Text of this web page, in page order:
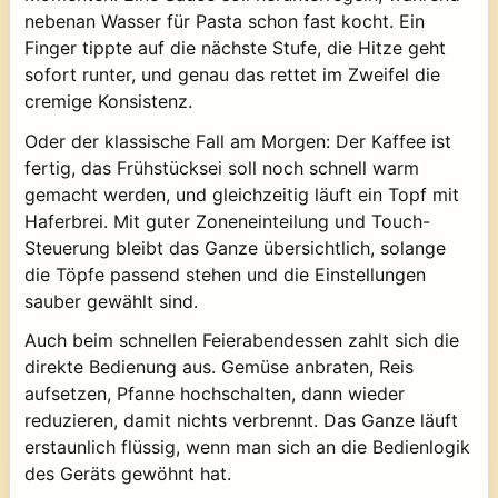
nebenan Wasser für Pasta schon fast kocht. Ein
Finger tippte auf die nächste Stufe, die Hitze geht
sofort runter, und genau das rettet im Zweifel die
cremige Konsistenz.
Oder der klassische Fall am Morgen: Der Kaffee ist
fertig, das Frühstücksei soll noch schnell warm
gemacht werden, und gleichzeitig läuft ein Topf mit
Haferbrei. Mit guter Zoneneinteilung und Touch-
Steuerung bleibt das Ganze übersichtlich, solange
die Töpfe passend stehen und die Einstellungen
sauber gewählt sind.
Auch beim schnellen Feierabendessen zahlt sich die
direkte Bedienung aus. Gemüse anbraten, Reis
aufsetzen, Pfanne hochschalten, dann wieder
reduzieren, damit nichts verbrennt. Das Ganze läuft
erstaunlich flüssig, wenn man sich an die Bedienlogik
des Geräts gewöhnt hat.